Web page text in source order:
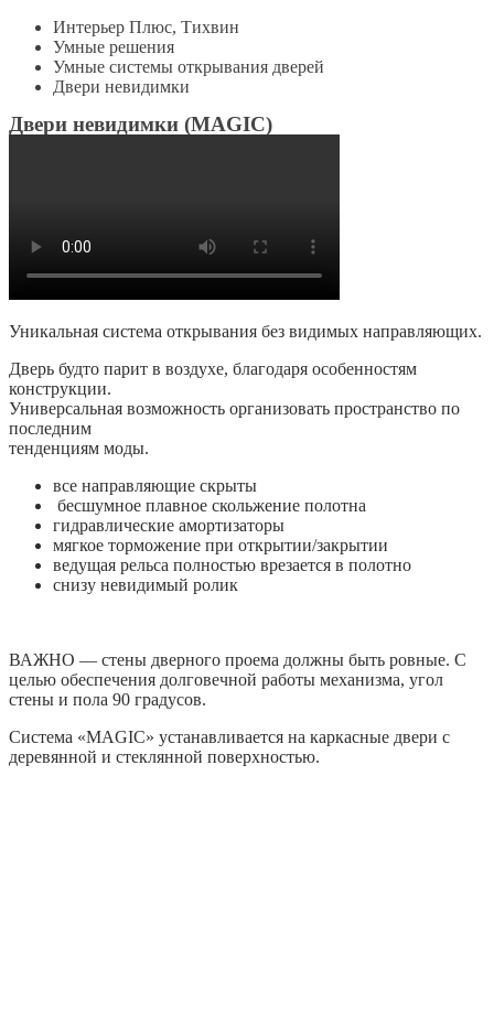
Интерьер Плюс, Тихвин
Умные решения
Умные системы открывания дверей
Двери невидимки
Двери невидимки (MAGIС)
Уникальная система открывания без видимых направляющих.
Дверь будто парит в воздухе, благодаря особенностям
конструкции.
Универсальная возможность организовать пространство по
последним
тенденциям моды.
все направляющие скрыты
бесшумное плавное скольжение полотна
гидравлические амортизаторы
мягкое торможение при открытии/закрытии
ведущая рельса полностью врезается в полотно
снизу невидимый ролик
ВАЖНО — стены дверного проема должны быть ровные. С
целью обеспечения долговечной работы механизма, угол
стены и пола 90 градусов.
Система «MAGIC» устанавливается на каркасные двери с
деревянной и стеклянной поверхностью.